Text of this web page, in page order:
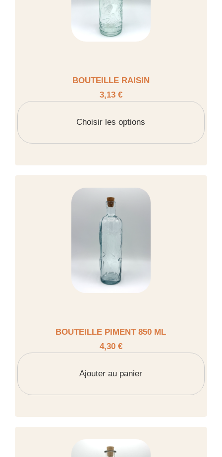
BOUTEILLE RAISIN
3,13 €
Choisir les options
BOUTEILLE PIMENT 850 ML
4,30 €
Ajouter au panier